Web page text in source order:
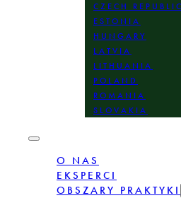
CZECH REPUBLIC
ESTONIA
HUNGARY
LATVIA
LITHUANIA
POLAND
ROMANIA
SLOVAKIA
O NAS
EKSPERCI
OBSZARY PRAKTYKI